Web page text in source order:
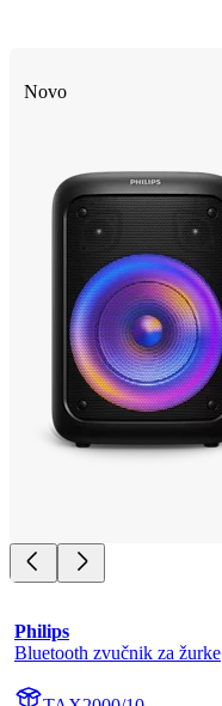
Novo
Philips
Bluetooth zvučnik za žurke